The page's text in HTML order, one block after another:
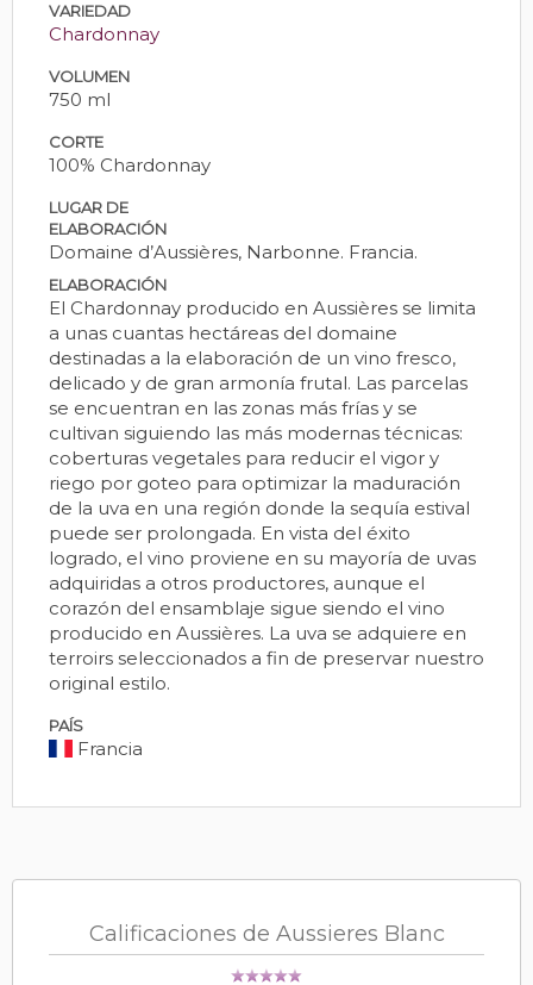
VARIEDAD
Chardonnay
VOLUMEN
750 ml
CORTE
100% Chardonnay
LUGAR DE
ELABORACIÓN
Domaine d’Aussières, Narbonne. Francia.
ELABORACIÓN
El Chardonnay producido en Aussières se limita
a unas cuantas hectáreas del domaine
destinadas a la elaboración de un vino fresco,
delicado y de gran armonía frutal. Las parcelas
se encuentran en las zonas más frías y se
cultivan siguiendo las más modernas técnicas:
coberturas vegetales para reducir el vigor y
riego por goteo para optimizar la maduración
de la uva en una región donde la sequía estival
puede ser prolongada. En vista del éxito
logrado, el vino proviene en su mayoría de uvas
adquiridas a otros productores, aunque el
corazón del ensamblaje sigue siendo el vino
producido en Aussières. La uva se adquiere en
terroirs seleccionados a fin de preservar nuestro
original estilo.
PAÍS
Francia
Calificaciones de Aussieres Blanc